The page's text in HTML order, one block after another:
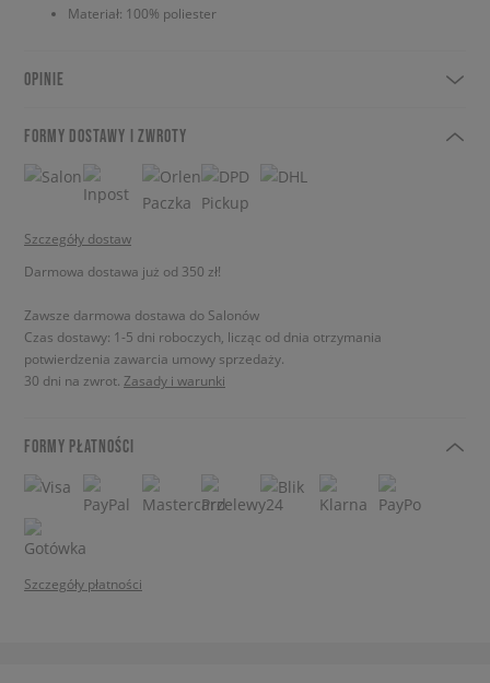
Materiał: 100% poliester
OPINIE
FORMY DOSTAWY I ZWROTY
Szczegóły dostaw
Darmowa dostawa już od 350 zł!
Zawsze darmowa dostawa do Salonów
Czas dostawy: 1-5 dni roboczych, licząc od dnia otrzymania
potwierdzenia zawarcia umowy sprzedaży.
30 dni na zwrot. Zasady i warunki
FORMY PŁATNOŚCI
Szczegóły płatności